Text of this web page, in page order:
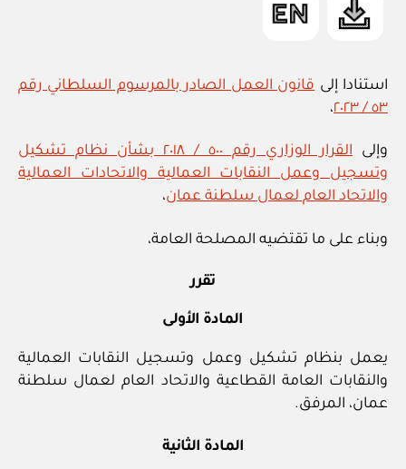
استنادا إلى قانون العمل الصادر بالمرسوم السلطاني رقم
٥٣ / ٢٠٢٣
،
وإلى
القرار الوزاري رقم ٥٠٠ / ٢٠١٨ بشأن نظام تشكيل
وتسجيل وعمل النقابات العمالية والاتحادات العمالية
والاتحاد العام لعمال سلطنة عمان،
وبناء على ما تقتضيه المصلحة العامة،
تقرر
المادة الأولى
يعمل بنظام تشكيل وعمل وتسجيل النقابات العمالية
والنقابات العامة القطاعية والاتحاد العام لعمال سلطنة
عمان، المرفق.
المادة الثانية